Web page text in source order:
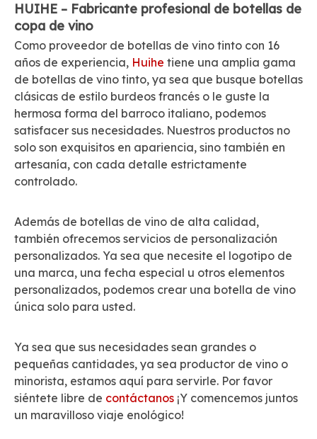
HUIHE – Fabricante profesional de botellas de
copa de vino
Como proveedor de botellas de vino tinto con 16
años de experiencia, Huihe tiene una amplia gama
de botellas de vino tinto, ya sea que busque botellas
clásicas de estilo burdeos francés o le guste la
hermosa forma del barroco italiano, podemos
satisfacer sus necesidades. Nuestros productos no
solo son exquisitos en apariencia, sino también en
artesanía, con cada detalle estrictamente
controlado.
Además de botellas de vino de alta calidad,
también ofrecemos servicios de personalización
personalizados. Ya sea que necesite el logotipo de
una marca, una fecha especial u otros elementos
personalizados, podemos crear una botella de vino
única solo para usted.
Ya sea que sus necesidades sean grandes o
pequeñas cantidades, ya sea productor de vino o
minorista, estamos aquí para servirle. Por favor
siéntete libre de contáctanos ¡Y comencemos juntos
un maravilloso viaje enológico!